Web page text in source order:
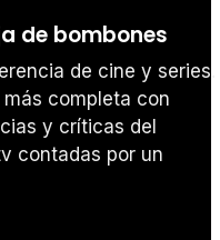
de bombones
de cine y series.
completa con
y críticas del
contadas por un